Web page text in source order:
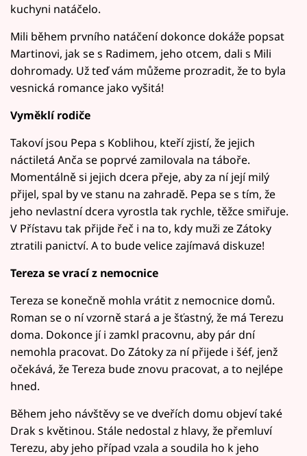
kuchyni natáčelo.
Mili během prvního natáčení dokonce dokáže popsat
Martinovi, jak se s Radimem, jeho otcem, dali s Mili
dohromady. Už teď vám můžeme prozradit, že to byla
vesnická romance jako vyšitá!
Vyměklí rodiče
Takoví jsou Pepa s Koblihou, kteří zjistí, že jejich
náctiletá Anča se poprvé zamilovala na táboře.
Momentálně si jejich dcera přeje, aby za ní její milý
přijel, spal by ve stanu na zahradě. Pepa se s tím, že
jeho nevlastní dcera vyrostla tak rychle, těžce smiřuje.
V Přístavu tak přijde řeč i na to, kdy muži ze Zátoky
ztratili panictví. A to bude velice zajímavá diskuze!
Tereza se vrací z nemocnice
Tereza se konečně mohla vrátit z nemocnice domů.
Roman se o ní vzorně stará a je šťastný, že má Terezu
doma. Dokonce jí i zamkl pracovnu, aby pár dní
nemohla pracovat. Do Zátoky za ní přijede i šéf, jenž
očekává, že Tereza bude znovu pracovat, a to nejlépe
hned.
Během jeho návštěvy se ve dveřích domu objeví také
Drak s květinou. Stále nedostal z hlavy, že přemluví
Terezu, aby jeho případ vzala a soudila ho k jeho